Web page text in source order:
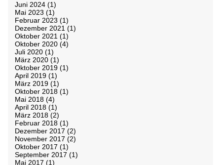
Juni 2024 (1)
Mai 2023 (1)
Februar 2023 (1)
Dezember 2021 (1)
Oktober 2021 (1)
Oktober 2020 (4)
Juli 2020 (1)
März 2020 (1)
Oktober 2019 (1)
April 2019 (1)
März 2019 (1)
Oktober 2018 (1)
Mai 2018 (4)
April 2018 (1)
März 2018 (2)
Februar 2018 (1)
Dezember 2017 (2)
November 2017 (2)
Oktober 2017 (1)
September 2017 (1)
Mai 2017 (1)